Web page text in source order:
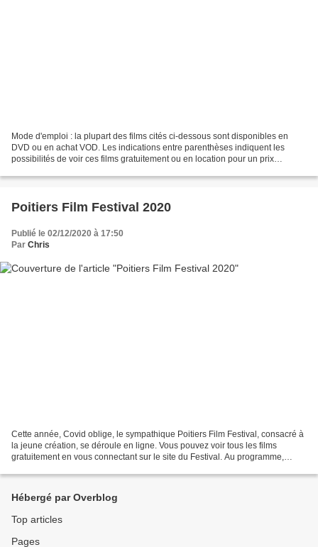
Mode d'emploi : la plupart des films cités ci-dessous sont disponibles en
DVD ou en achat VOD. Les indications entre parenthèses indiquent les
possibilités de voir ces films gratuitement ou en location pour un prix
Poitiers Film Festival 2020
Publié le 02/12/2020 à 17:50
Par Chris
Cette année, Covid oblige, le sympathique Poitiers Film Festival, consacré à
la jeune création, se déroule en ligne. Vous pouvez voir tous les films
gratuitement en vous connectant sur le site du Festival. Au programme,
Hébergé par Overblog
Top articles
Pages